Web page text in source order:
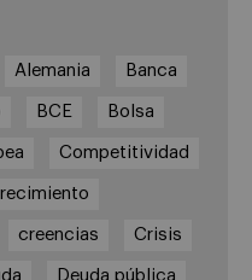
Alemania Banca
BCE Bolsa
Competitividad
creencias Crisis
Deuda pública